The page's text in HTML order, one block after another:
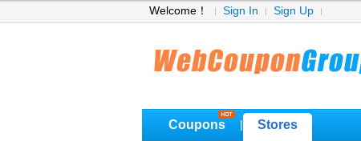
Welcome！ Sign In Sign Up
Coupons Stores